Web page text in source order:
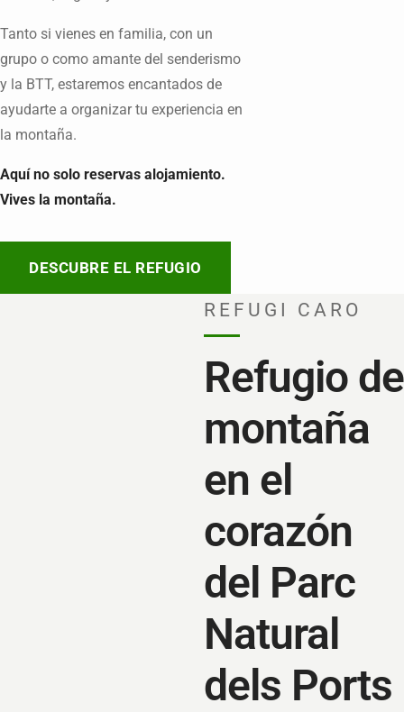
Tanto si vienes en familia, con un
grupo o como amante del senderismo
y la BTT, estaremos encantados de
ayudarte a organizar tu experiencia en
la montaña.
Aquí no solo reservas alojamiento.
Vives la montaña.
DESCUBRE EL REFUGIO
REFUGI CARO
Refugio de
montaña
en el
corazón
del Parc
Natural
dels Ports